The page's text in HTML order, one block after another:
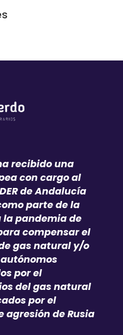
recibido una
con cargo al
de Andalucía
parte de la
la pandemia de
compensar el
gas natural y/o
por el
del gas natural
por el
agresión de Rusia